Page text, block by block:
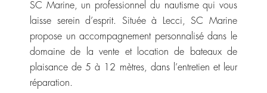
SC Marine, un professionnel du nautisme qui vous
laisse serein d’esprit. Située à Lecci, SC Marine
propose un accompagnement personnalisé dans le
domaine de la vente et location de bateaux de
plaisance de 5 à 12 mètres, dans l’entretien et leur
réparation.